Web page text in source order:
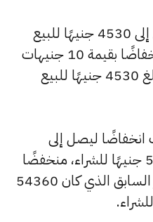
وانخفض سعر عيار 14 ليصل إلى 4530 جنيهًا للبيع
و4495 جنيهًا للشراء، بعد انخفاضًا بقيمة 10 جنيهات
مقارنة بالسعر السابق الذي بلغ 4530 جنيهًا للبيع
ليصل إلى
54360 جنيهًا للبيع و53960 جنيهًا للشراء، منخفضًا
بقيمة 80 جنيهات عن السعر السابق الذي كان 54360